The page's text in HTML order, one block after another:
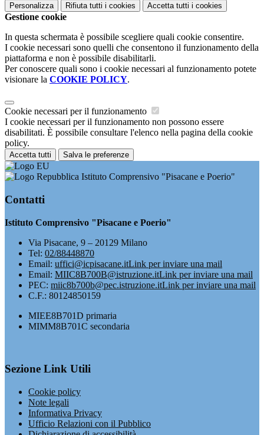
Personalizza Rifiuta tutti i cookies Accetta tutti i cookies
Gestione cookie
In questa schermata è possibile scegliere quali cookie consentire.
I cookie necessari sono quelli che consentono il funzionamento della
piattaforma e non è possibile disabilitarli.
Per conoscere quali sono i cookie necessari al funzionamento potete
visionare la COOKIE POLICY.
Cookie necessari per il funzionamento
I cookie necessari per il funzionamento non possono essere
disabilitati. È possibile consultare l'elenco nella pagina della cookie
policy.
Accetta tutti Salva le preferenze
Istituto Comprensivo "Pisacane e Poerio"
Contatti
Istituto Comprensivo "Pisacane e Poerio"
Via Pisacane, 9 – 20129 Milano
Tel: 02/88448870
Email: uffici@icpisacane.itLink per inviare una mail
Email: MIIC8B700B@istruzione.itLink per inviare una mail
PEC: miic8b700b@pec.istruzione.itLink per inviare una mail
C.F.: 80124850159
MIEE8B701D primaria
MIMM8B701C secondaria
Sezione Link Utili
Cookie policy
Note legali
Informativa Privacy
Ufficio Relazioni con il Pubblico